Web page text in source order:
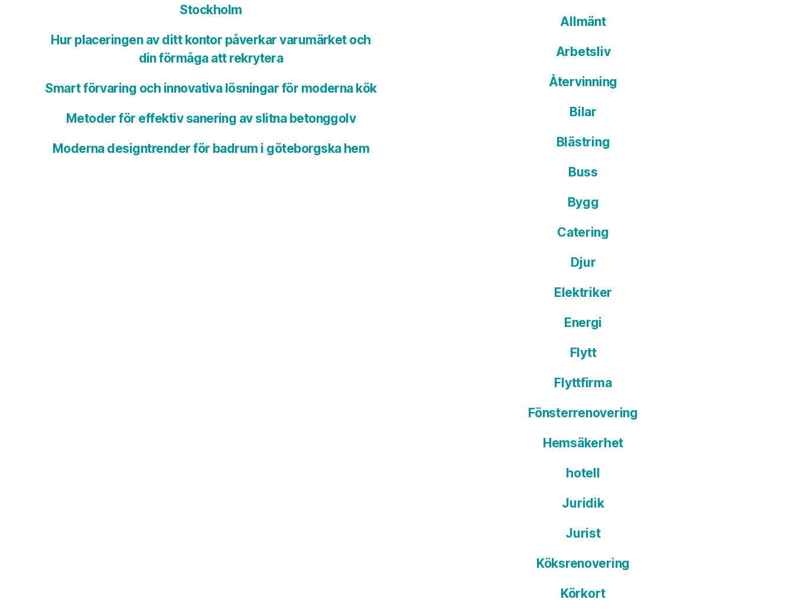
Stockholm
Hur placeringen av ditt kontor påverkar varumärket och
din förmåga att rekrytera
Smart förvaring och innovativa lösningar för moderna kök
Metoder för effektiv sanering av slitna betonggolv
Moderna designtrender för badrum i göteborgska hem
Allmänt
Arbetsliv
Återvinning
Bilar
Blästring
Buss
Bygg
Catering
Djur
Elektriker
Energi
Flytt
Flyttfirma
Fönsterrenovering
Hemsäkerhet
hotell
Juridik
Jurist
Köksrenovering
Körkort